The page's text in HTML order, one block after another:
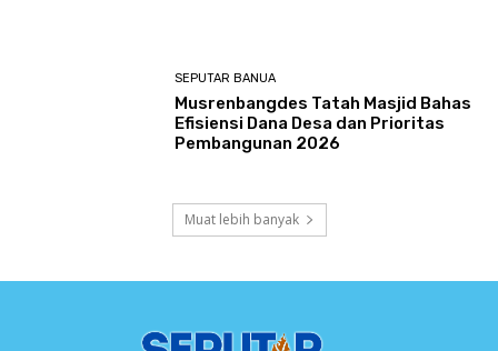
SEPUTAR BANUA
Musrenbangdes Tatah Masjid Bahas
Efisiensi Dana Desa dan Prioritas
Pembangunan 2026
Muat lebih banyak